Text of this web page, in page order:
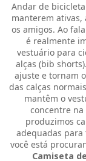
Andar de
manterem
os amigos. Ao
é realmente
vestuário para
alças (bib
ajuste e tornam
das calças
mantêm o
concentre na
produzimos
adequadas para
você está
Camiseta